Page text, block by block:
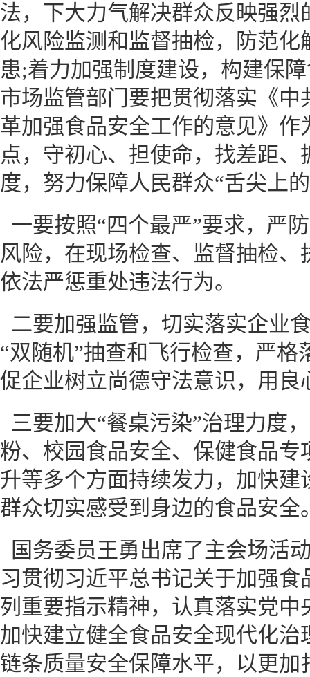
法，下大力气解决群众反映强
化风险监测和监督抽检，防范
患;着力加强制度建设，构建保
市场监管部门要把贯彻落实《
革加强食品安全工作的意见》
点，守初心、担使命，找差距
度，努力保障人民群众“舌尖上
一要按照“四个最严”要求，严
风险，在现场检查、监督抽检
依法严惩重处违法行为。
二要加强监管，切实落实企业
“双随机”抽查和飞行检查，严格
促企业树立尚德守法意识，用良
三要加大“餐桌污染”治理力度
粉、校园食品安全、保健食品
升等多个方面持续发力，加快
群众切实感受到身边的食品安全
国务委员王勇出席了主会场活
习贯彻习近平总书记关于加强食
列重要指示精神，认真落实党
加快建立健全食品安全现代化
链条质量安全保障水平，以更